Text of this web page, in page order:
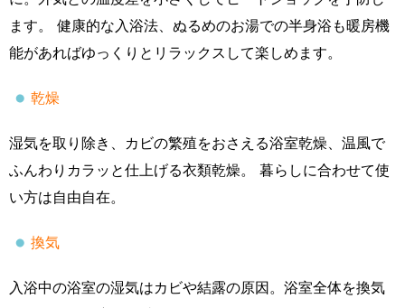
ます。 健康的な入浴法、ぬるめのお湯での半身浴も暖房機
能があればゆっくりとリラックスして楽しめます。
乾燥
湿気を取り除き、カビの繁殖をおさえる浴室乾燥、温風で
ふんわりカラッと仕上げる衣類乾燥。 暮らしに合わせて使
い方は自由自在。
換気
入浴中の浴室の湿気はカビや結露の原因。浴室全体を換気